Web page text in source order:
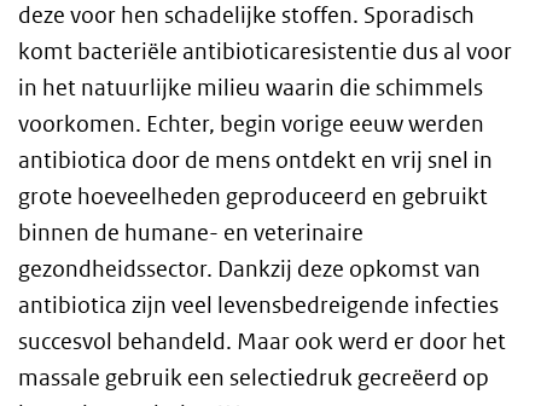
deze voor hen schadelijke stoffen. Sporadisch
komt bacteriële antibioticaresistentie dus al voor
in het natuurlijke milieu waarin die schimmels
voorkomen. Echter, begin vorige eeuw werden
antibiotica door de mens ontdekt en vrij snel in
grote hoeveelheden geproduceerd en gebruikt
binnen de humane- en veterinaire
gezondheidssector. Dankzij deze opkomst van
antibiotica zijn veel levensbedreigende infecties
succesvol behandeld. Maar ook werd er door het
massale gebruik een selectiedruk gecreëerd op